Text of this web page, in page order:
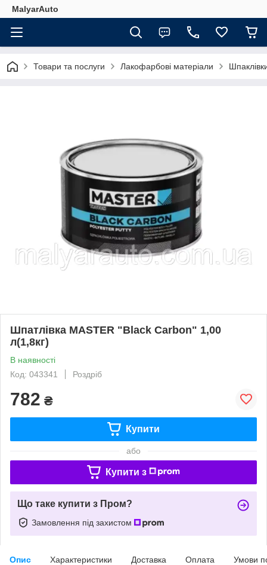
MalyarAuto
Товари та послуги Лакофарбові матеріали
Шпатлівка MASTER "Black Carbon" 1,00
л(1,8кг)
В наявності
Код: 043341
Роздріб
782 ₴
Купити
або
Купити з
Що таке купити з Пром?
Замовлення під захистом
Опис Характеристики Доставка Оплата Умови